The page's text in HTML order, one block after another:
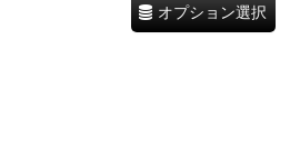
オプション選択